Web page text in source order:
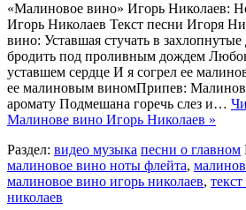
«Малиновое вино» Игорь Николаев:
Игорь Николаев Текст песни Игоря
вино: Уставшая стучать в
бродить под проливным дождем
уставшем сердце И я согрел ее
ее малиновым виномПрипев:
аромату Подмешана горечь слез и…
Малинове вино Игорь Николаев »
Раздел: видео музыка песни о главном
малиновое вино ноты флейта,
малиновое вино игорь николаев,
николаев